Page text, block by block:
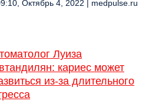
Октябрь 4, 2022 | medpulse.ru
Луиза
кариес может
из-за длительного